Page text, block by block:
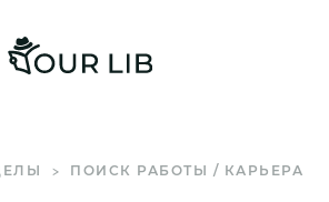
ПОИСК РАБОТЫ / КАРЬЕРА